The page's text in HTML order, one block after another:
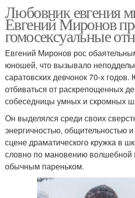
Любовник евгения
Евгений Миронов
гомосексуальные
Евгений Миронов рос
юношей, что вызывало
саратовских девчонок 70-х
отбиваться от раскрепощенных
собеседницы умных и скромных
Он выделялся среди своих
энергичностью, общительностью
сцене драматического кружка в
словно по мановению волшебной
обычным пареньком.